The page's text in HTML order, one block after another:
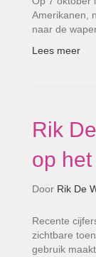
Amerikanen,
naar de
Lees meer
Rik
op het
Door Rik De
Recente
zichtbare
gebruik